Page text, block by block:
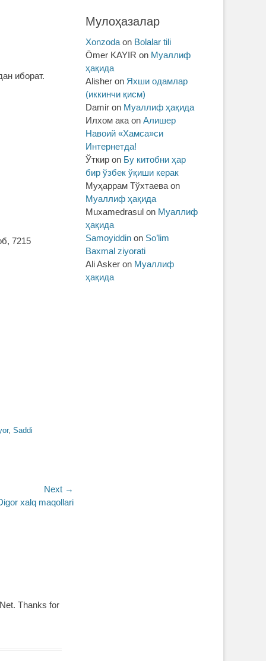
иборат.
7215
, Saddi
Next →
xalq maqollari
Thanks for
Мулоҳазалар
Xonzoda on Bolalar tili
Ömer KAYIR on Муаллиф
ҳақида
Alisher on Яхши одамлар
(иккинчи қисм)
Damir on Муаллиф ҳақида
Илхом ака on Алишер
Навоий «Хамса»си
Интернетда!
Ўткир on Бу китобни ҳар
бир ўзбек ўқиши керак
Муҳаррам Тўхтаева on
Муаллиф ҳақида
Muxamedrasul on Муаллиф
ҳақида
Samoyiddin on So’lim
Baxmal ziyorati
Ali Asker on Муаллиф
ҳақида